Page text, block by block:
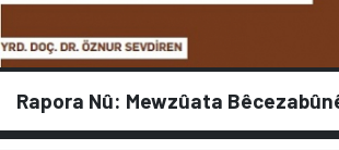
Rapora Nû: Mewzûata